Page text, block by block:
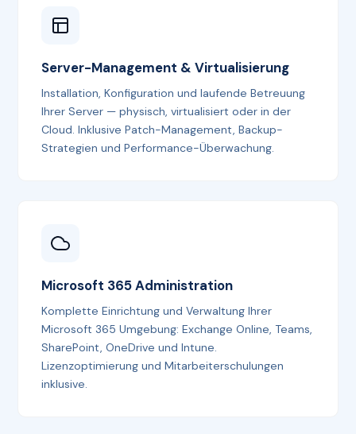
Server-Management & Virtualisierung
Installation, Konfiguration und laufende Betreuung
Ihrer Server — physisch, virtualisiert oder in der
Cloud. Inklusive Patch-Management, Backup-
Strategien und Performance-Überwachung.
Microsoft 365 Administration
Komplette Einrichtung und Verwaltung Ihrer
Microsoft 365 Umgebung: Exchange Online, Teams,
SharePoint, OneDrive und Intune.
Lizenzoptimierung und Mitarbeiterschulungen
inklusive.